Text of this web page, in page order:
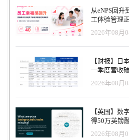
长。 宾夕法尼亚大学沃顿商学院（Wharton）的最新调查显示，46%
的商业领袖每天使用生成式AI（Gen
次。在这些用户中，72%正在衡量投资
果是正向的。顺带一提，HR部门在使
财务部门。 预算投入也在大幅上升：23%的大型公司每年在AI上的
支出超过2000万美元，43%超过1000万美元。 企业从AI中
么？答案是：生产力。目前最主要的应
用方式——个人生产力提升。AI帮助员
找信息、撰写或分析文档。这些个人
效率提升，但这仅仅是开始。 生成式AI或将成为“新一代微软Office”
的发展非常相似——它们都是“个人生
谋远虑，MS Copilot正在逐渐成为“新一代
做的远不止这些。目前约有12%的公司
从eNPS回升
工体验管理
2026年08月
【财报】日
一季度营收
收入逆势增
至47.4%
2026年08月
【英国】数
得50万英镑
2026年08月